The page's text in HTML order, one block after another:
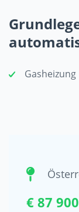
Gasheizung
€ 87 900